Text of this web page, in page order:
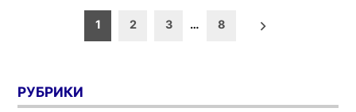
Zyxel»
Пагинация
записей
1 2 3 … 8
РУБРИКИ